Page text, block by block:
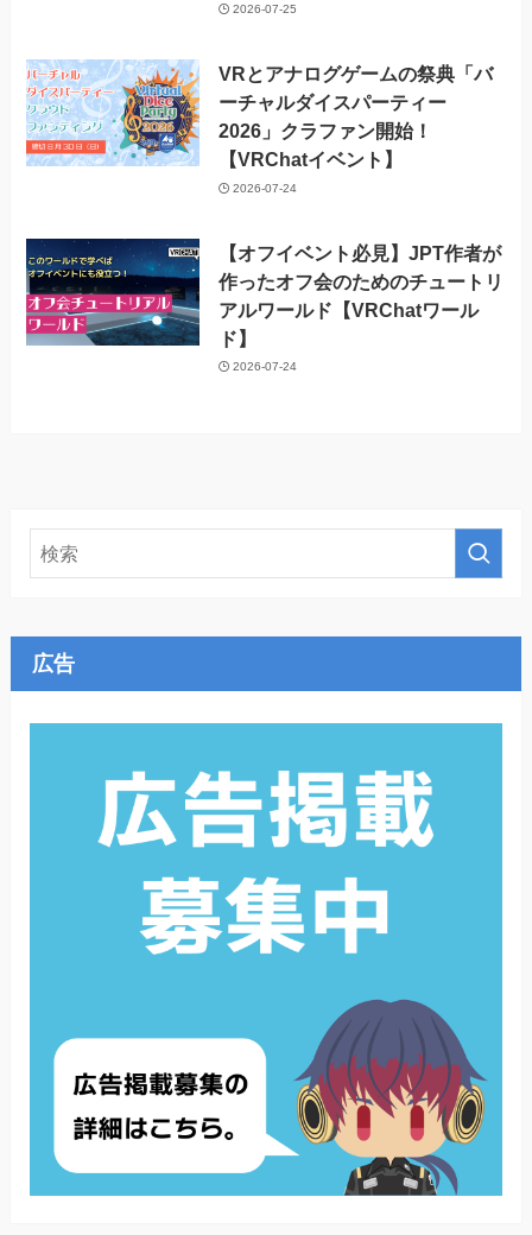
2026-07-25
VRとアナログゲームの祭典「バ
ーチャルダイスパーティー
2026」クラファン開始！
【VRChatイベント】
2026-07-24
【オフイベント必見】JPT作者が
作ったオフ会のためのチュートリ
アルワールド【VRChatワール
ド】
2026-07-24
広告